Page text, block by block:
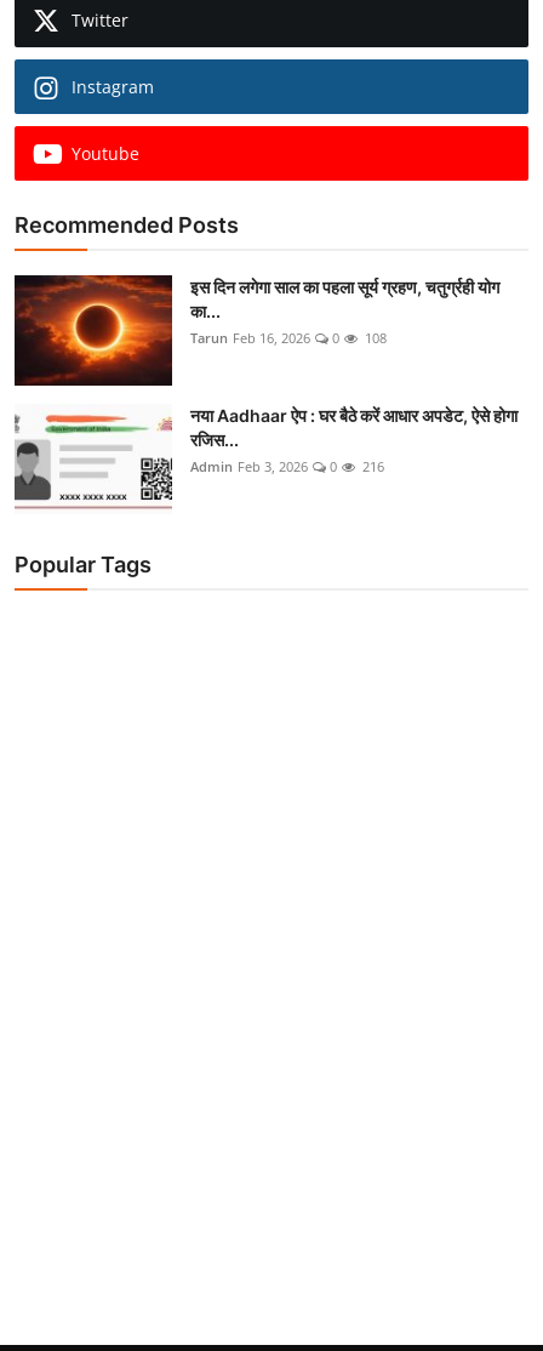
Twitter
Instagram
Youtube
Recommended Posts
इस दिन लगेगा साल का पहला सूर्य ग्रहण, चतुर्ग्रही योग
का...
Tarun Feb 16, 2026 0 108
नया Aadhaar ऐप : घर बैठे करें आधार अपडेट, ऐसे होगा
रजिस...
Admin Feb 3, 2026 0 216
Popular Tags